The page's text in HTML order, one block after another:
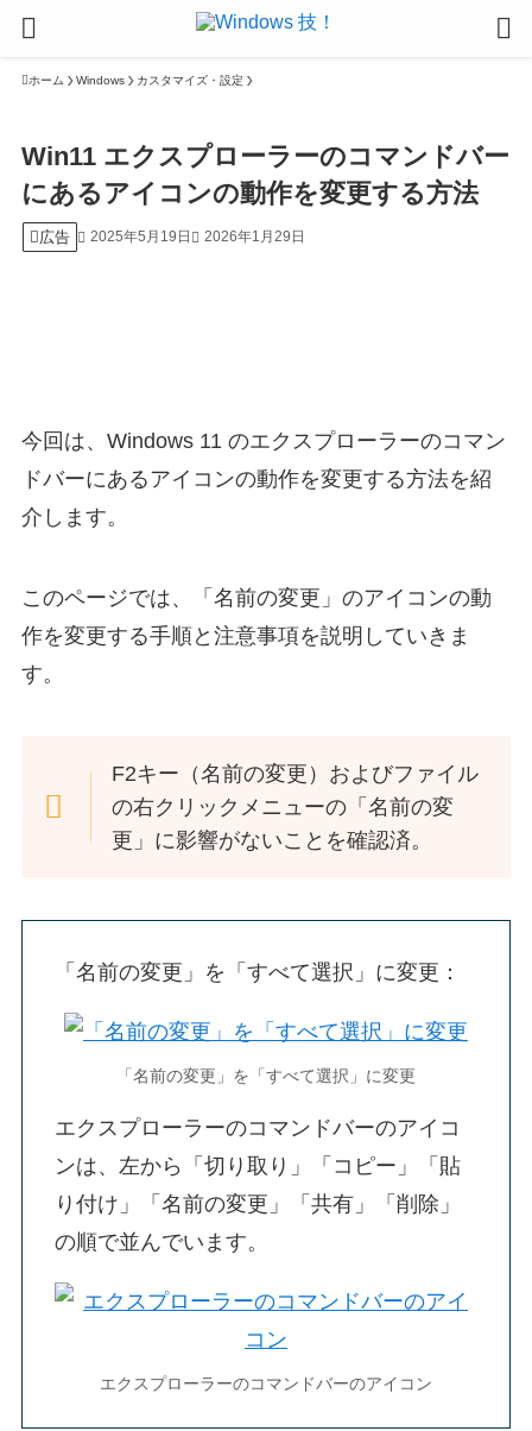
ホーム Windows カスタマイズ・設定
Win11 エクスプローラーのコマンドバー
にあるアイコンの動作を変更する方法
広告 2025年5月19日 2026年1月29日
今回は、Windows 11 のエクスプローラーのコマン
ドバーにあるアイコンの動作を変更する方法を紹
介します。
このページでは、「名前の変更」のアイコンの動
作を変更する手順と注意事項を説明していきま
す。
F2キー（名前の変更）およびファイル
の右クリックメニューの「名前の変
更」に影響がないことを確認済。
「名前の変更」を「すべて選択」に変更：
「名前の変更」を「すべて選択」に変更
エクスプローラーのコマンドバーのアイコ
ンは、左から「切り取り」「コピー」「貼
り付け」「名前の変更」「共有」「削除」
の順で並んでいます。
エクスプローラーのコマンドバーのアイコン